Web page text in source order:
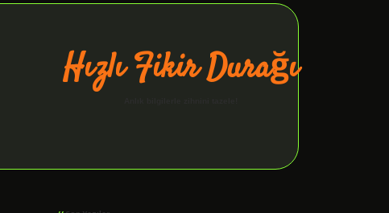
Hızlı Fikir Durağı